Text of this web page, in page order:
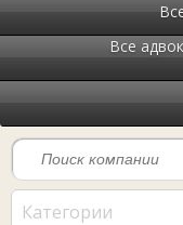
Все
Категории